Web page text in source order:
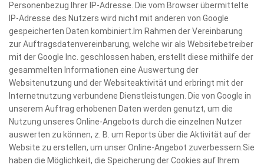
Personenbezug Ihrer IP-Adresse. Die vom Browser übermittelte
IP-Adresse des Nutzers wird nicht mit anderen von Google
gespeicherten Daten kombiniert.Im Rahmen der Vereinbarung
zur Auftragsdatenvereinbarung, welche wir als Websitebetreiber
mit der Google Inc. geschlossen haben, erstellt diese mithilfe der
gesammelten Informationen eine Auswertung der
Websitenutzung und der Websiteaktivität und erbringt mit der
Internetnutzung verbundene Dienstleistungen. Die von Google in
unserem Auftrag erhobenen Daten werden genutzt, um die
Nutzung unseres Online-Angebots durch die einzelnen Nutzer
auswerten zu können, z. B. um Reports über die Aktivität auf der
Website zu erstellen, um unser Online-Angebot zuverbessern.Sie
haben die Möglichkeit, die Speicherung der Cookies auf Ihrem